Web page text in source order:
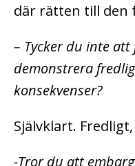
där rätten till
– Tycker du inte
demonstrera
konsekvenser?
Självklart. Fredligt,
-Tror du att